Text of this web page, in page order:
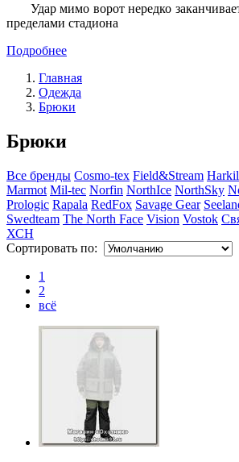
Удар мимо ворот нередко
пределами стадиона
Подробнее
Главная
Одежда
Брюки
Брюки
Все бренды Cosmo-tex Field&Stream
Marmot Mil-tec Norfin NorthIce NorthSky
Prologic Rapala RedFox Savage Gear
Swedteam The North Face Vision Vostok
ХСН
Сортировать по:
1
2
всё